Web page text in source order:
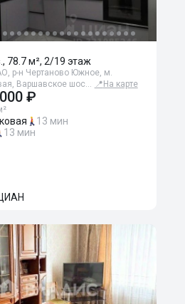
78.7 м², 2/19 этаж
р-н Чертаново Южное, м.
Варшавское шос… 📍 На карте
₽
13 мин
13 мин